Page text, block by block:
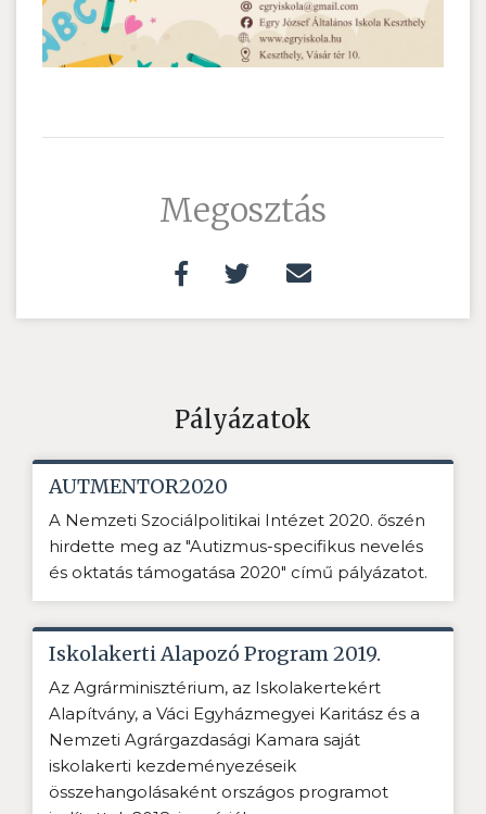
Megosztás
Pályázatok
AUTMENTOR2020
A Nemzeti Szociálpolitikai Intézet 2020. őszén
hirdette meg az "Autizmus-specifikus nevelés
és oktatás támogatása 2020" című pályázatot.
Iskolakerti Alapozó Program 2019.
Az Agrárminisztérium, az Iskolakertekért
Alapítvány, a Váci Egyházmegyei Karitász és a
Nemzeti Agrárgazdasági Kamara saját
iskolakerti kezdeményezéseik
összehangolásaként országos programot